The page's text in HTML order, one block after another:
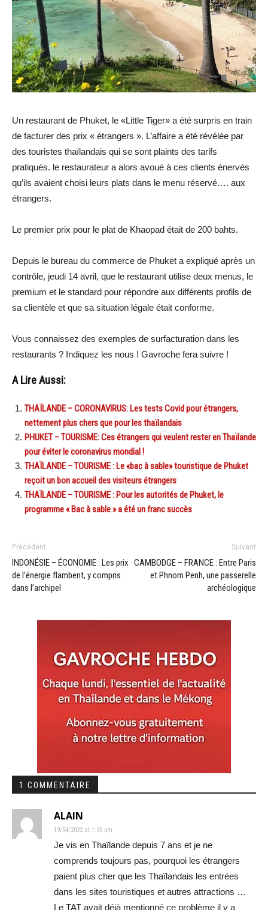
Un restaurant de Phuket, le «Little Tiger» a été surpris en train
de facturer des prix « étrangers ». L’affaire a été révélée par
des touristes thaïlandais qui se sont plaints des tarifs
pratiqués. le restaurateur a alors avoué à ces clients énervés
qu’ils avaient choisi leurs plats dans le menu réservé…. aux
étrangers.
Le premier prix pour le plat de Khaopad était de 200 bahts.
Depuis le bureau du commerce de Phuket a expliqué après un
contrôle, jeudi 14 avril, que le restaurant utilise deux menus, le
premium et le standard pour répondre aux différents profils de
sa clientèle et que sa situation légale était conforme.
Vous connaissez des exemples de surfacturation dans les
restaurants ? Indiquez les nous ! Gavroche fera suivre !
A Lire Aussi:
THAÏLANDE – CORONAVIRUS: Les tests Covid pour étrangers,
nettement plus chers que pour les thaïlandais
PHUKET – TOURISME: Ces étrangers qui veulent rester en Thaïlande
pour éviter le coronavirus mondial !
THAÏLANDE – TOURISME : Le «bac à sable» touristique de Phuket
reçoit un bon accueil des visiteurs étrangers
THAÏLANDE – TOURISME : Pour les autorités de Phuket, le
programme « Bac à sable » a été un franc succès
Précédent
INDONÉSIE – ÉCONOMIE : Les prix
de l’énergie flambent, y compris
dans l’archipel
Suivant
CAMBODGE – FRANCE : Entre Paris
et Phnom Penh, une passerelle
archéologique
1 COMMENTAIRE
ALAIN
19/04/2022 at 1:36 pm
Je vis en Thaïlande depuis 7 ans et je ne
comprends toujours pas, pourquoi les étrangers
paient plus cher que les Thaïlandais les entrées
dans les sites touristiques et autres attractions …
Le TAT avait déjà mentionné ce problème il y a